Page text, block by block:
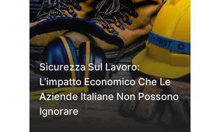
Sicurezza Sul Lavoro:
L’impatto Economico Che Le
Aziende Italiane Non Possono
Ignorare